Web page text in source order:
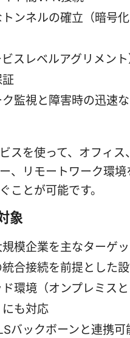
ンネルの確立（暗号
スレベルアグリメン
監視と障害時の迅速
スを使って、オフィス
、リモートワーク環境
ことが可能です。
象
模企業を主なターゲッ
合接続を前提とした
環境（オンプレミス
にも対応
バックボーンと連携可